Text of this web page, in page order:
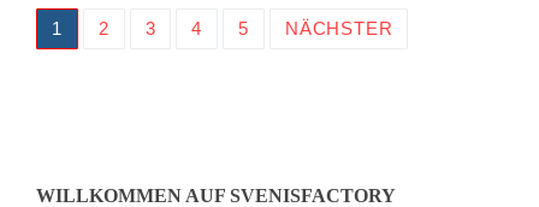
Seitennummerierung
1 2 3 4 5 NÄCHSTER
WILLKOMMEN AUF SVENISFACTORY